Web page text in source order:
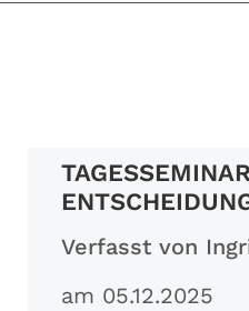
Verfasst von
am 05.12.2025